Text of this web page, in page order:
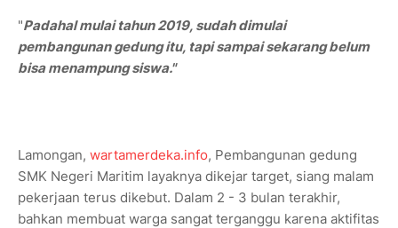
"Padahal mulai tahun 2019, sudah dimulai
pembangunan gedung itu, tapi sampai sekarang belum
bisa menampung siswa."
Lamongan, wartamerdeka.info, Pembangunan gedung
SMK Negeri Maritim layaknya dikejar target, siang malam
pekerjaan terus dikebut. Dalam 2 - 3 bulan terakhir,
bahkan membuat warga sangat terganggu karena aktifitas